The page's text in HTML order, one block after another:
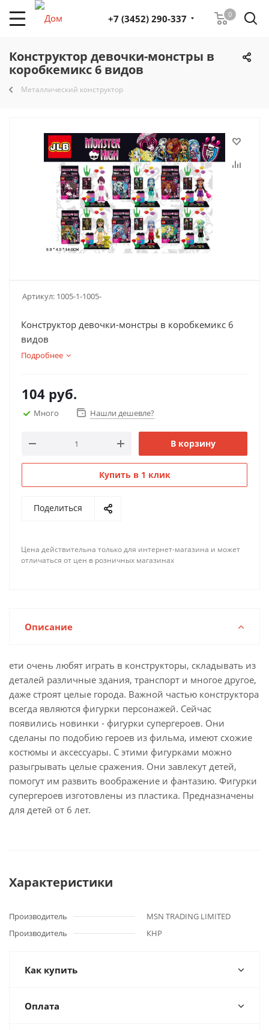
0
+7 (3452) 290-337
Конструктор девочки-монстры в
коробкемикс 6 видов
Металлический конструктор
Артикул: 1005-1-1005-
Конструктор девочки-монстры в коробкемикс 6
видов
Подробнее
104 руб.
Много Нашли дешевле?
В корзину
Купить в 1 клик
Поделиться
Цена действительна только для интернет-магазина и может
отличаться от цен в розничных магазинах
Описание
ети очень любят играть в конструкторы, складывать из
деталей различные здания, транспорт и многое другое,
даже строят целые города. Важной частью конструктора
всегда являются фигурки персонажей. Сейчас
появились новинки - фигурки супергероев. Они
сделаны по подобию героев из фильма, имеют схожие
костюмы и аксессуары. С этими фигурками можно
разыгрывать целые сражения. Они завлекут детей,
помогут им развить воображение и фантазию. Фигурки
супергероев изготовлены из пластика. Предназначены
для детей от 6 лет.
Характеристики
Производитель
MSN TRADING LIMITED
Производитель
КНР
Как купить
Оплата